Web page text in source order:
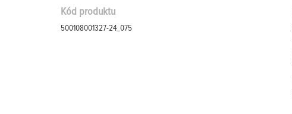
Kód produktu
500108001327-24_075